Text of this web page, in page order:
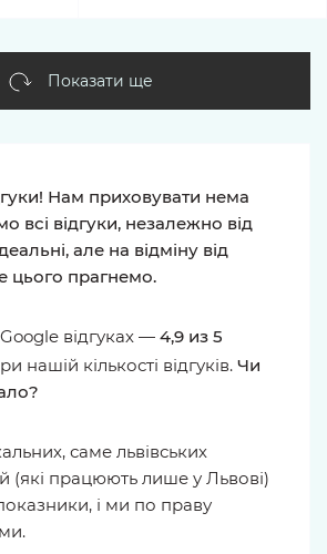
Показати ще
Нам приховувати нема
всі відгуки, незалежно від
але на відміну від
цього прагнемо.
відгуках — 4,9 из 5
нашій кількості відгуків. Чи
саме львівських
(які працюють лише у Львові)
і ми по праву